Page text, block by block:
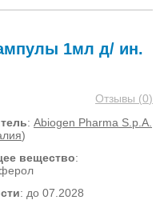
1мл д/ ин.
Отзывы (0)
: Abiogen Pharma S.p.A.
)
вещество:
: до 07.2028